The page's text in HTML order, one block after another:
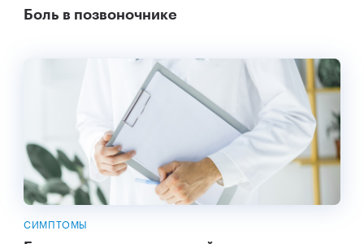
Боль в позвоночнике
СИМПТОМЫ